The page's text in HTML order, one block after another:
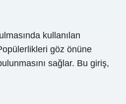
kullanılan
göz önüne
sağlar. Bu giriş,